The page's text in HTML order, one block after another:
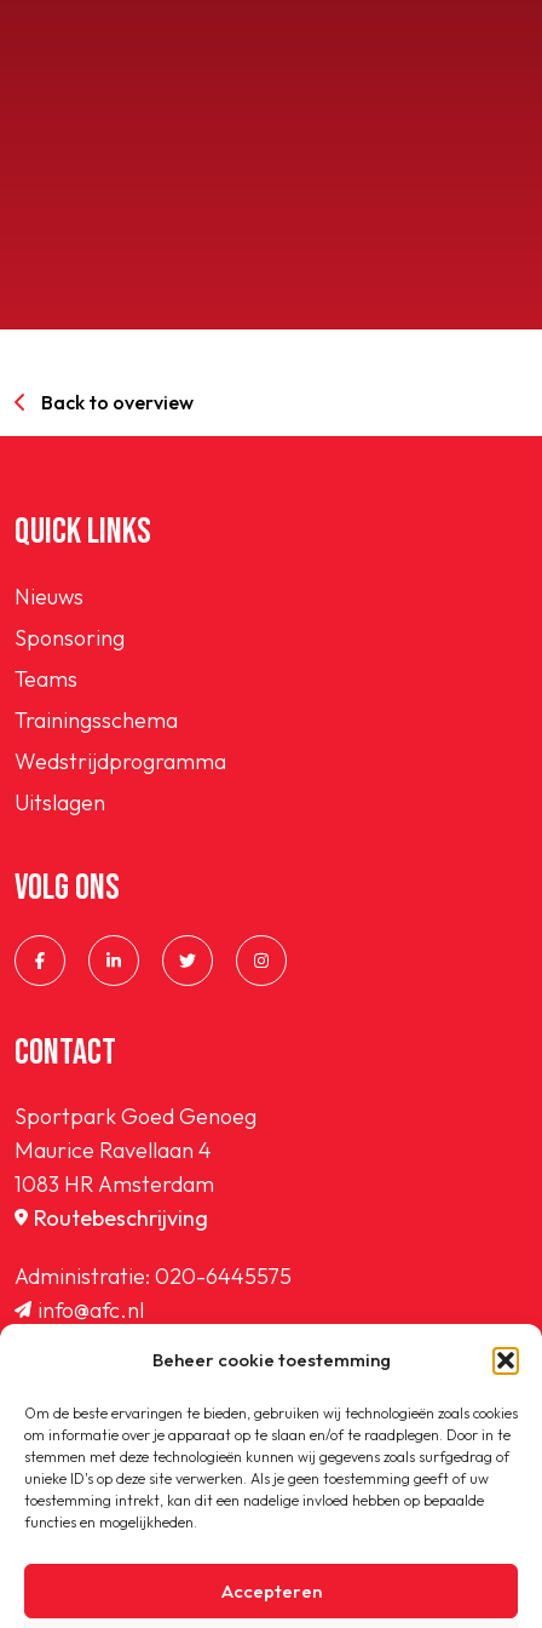
Beheer cookie toestemming
Om de beste ervaringen te bieden, gebruiken wij technologieën zoals cookies
om informatie over je apparaat op te slaan en/of te raadplegen. Door in te
stemmen met deze technologieën kunnen wij gegevens zoals surfgedrag of
unieke ID's op deze site verwerken. Als je geen toestemming geeft of uw
toestemming intrekt, kan dit een nadelige invloed hebben op bepaalde
functies en mogelijkheden.
Accepteren
Back to overview
QUICK LINKS
Nieuws
Sponsoring
Teams
Trainingsschema
Wedstrijdprogramma
Uitslagen
VOLG ONS
CONTACT
Sportpark Goed Genoeg
Maurice Ravellaan 4
1083 HR Amsterdam
Routebeschrijving
Administratie: 020-6445575
info@afc.nl
ledenadministratie@afc.nl
Copyright © 2020-2026 AFC